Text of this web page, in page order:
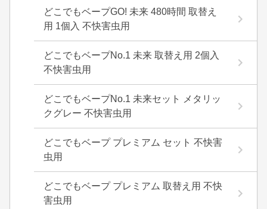
どこでもベープGO! 未来 480時間 取替え
用 1個入 不快害虫用
どこでもベープNo.1 未来 取替え用 2個入
不快害虫用
どこでもベープNo.1 未来セット メタリッ
クグレー 不快害虫用
どこでもベープ プレミアム セット 不快害
虫用
どこでもベープ プレミアム 取替え用 不快
害虫用